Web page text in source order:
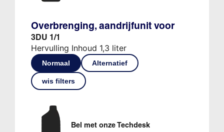
Overbrenging, aandrijfunit voor
3DU 1/1
Hervulling Inhoud 1,3 liter
Normaal Alternatief
wis filters
Bel met onze Techdesk